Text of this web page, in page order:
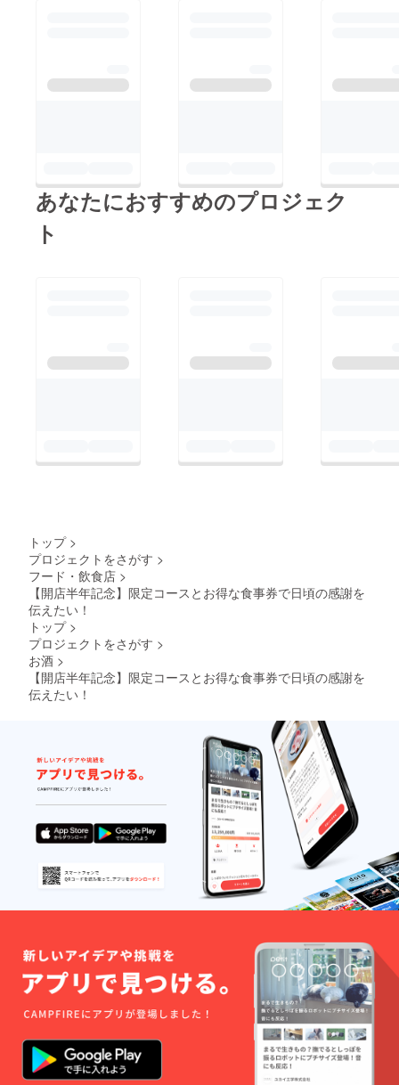
あなたにおすすめのプロジェク
ト
トップ >
プロジェクトをさがす >
フード・飲食店 >
【開店半年記念】限定コースとお得な食事券で日頃の感謝を
伝えたい！
トップ >
プロジェクトをさがす >
お酒 >
【開店半年記念】限定コースとお得な食事券で日頃の感謝を
伝えたい！